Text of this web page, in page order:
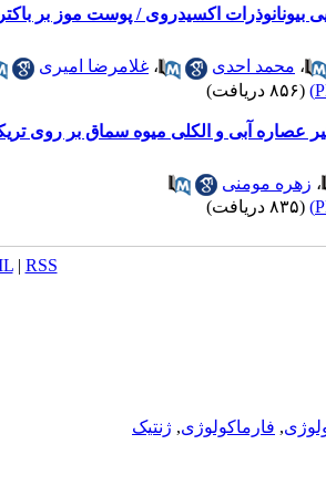
بیونانوذرات اکسیدروی / پوست موز بر
، محمد احدی ، غلامرضا امیری
(۸۵۶ دریافت)
عصاره آبی و الکلی میوه سماق بر روی
، زهره مومنی
(۸۳۵ دریافت)
| RSS
, فارماکولوژی, ژنتیک